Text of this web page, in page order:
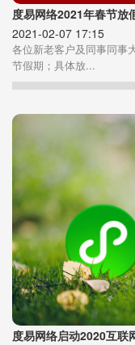
度易网络2021年春节放
2021-02-07 17:15
各位新老客户及同事同事
节假期；具体放...
度易网络启动2020互联